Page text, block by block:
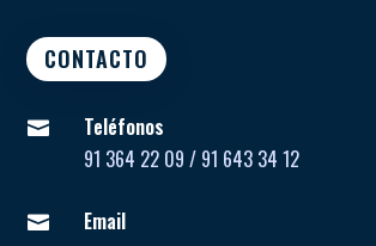
CONTACTO

Teléfonos
91 364 22 09 / 91 643 34 12

Email